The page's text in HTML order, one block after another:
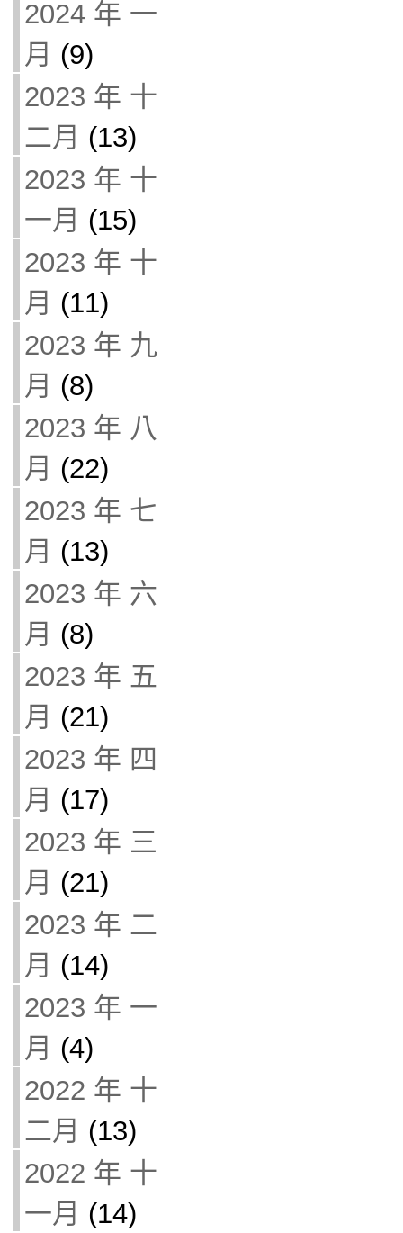
2024 年 一
月 (9)
2023 年 十
二月 (13)
2023 年 十
一月 (15)
2023 年 十
月 (11)
2023 年 九
月 (8)
2023 年 八
月 (22)
2023 年 七
月 (13)
2023 年 六
月 (8)
2023 年 五
月 (21)
2023 年 四
月 (17)
2023 年 三
月 (21)
2023 年 二
月 (14)
2023 年 一
月 (4)
2022 年 十
二月 (13)
2022 年 十
一月 (14)